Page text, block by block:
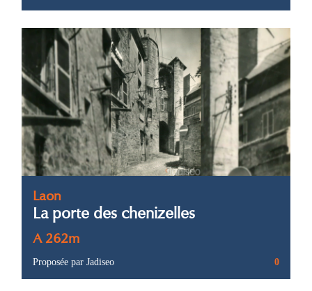
Laon
La porte des chenizelles
A 262m
Proposée par Jadiseo 0